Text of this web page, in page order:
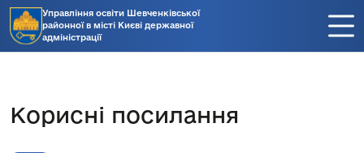
Управління освіти Шевченківської
районної в місті Києві державної
адміністрації
Корисні посилання